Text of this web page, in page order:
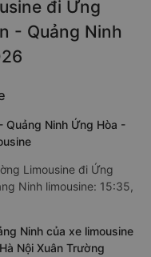
đi Ứng
- Quảng Ninh
Quảng Ninh Ứng Hòa -
Limousine đi Ứng
Ninh limousine: 15:35,
Ninh của xe limousine
Nội Xuân Trường